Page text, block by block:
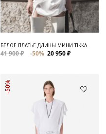
БЕЛОЕ ПЛАТЬЕ ДЛИНЫ МИНИ TIKKA
41 900 ₽ -50% 20 950 ₽
-50%